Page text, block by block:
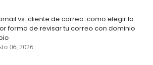
vs. cliente de correo: como elegir la
forma de revisar tu correo con dominio
06, 2026